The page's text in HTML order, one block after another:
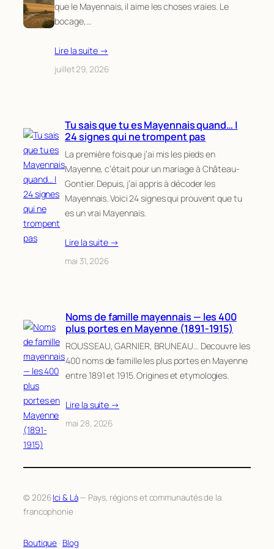
que le Mayennais, il aime les choses vraies. Le
bocage,…
Lire la suite →
juillet 29, 2026
Tu sais que tu es Mayennais quand… |
24 signes qui ne trompent pas
La première fois que j’ai mis les pieds en
Mayenne, c’était pour un mariage à Château-
Gontier. Depuis, j’ai appris à décoder les
Mayennais. Voici 24 signes qui prouvent que tu
es un vrai Mayennais.
Lire la suite →
mai 31, 2026
Noms de famille mayennais — les 400
plus portes en Mayenne (1891-1915)
ROUSSEAU, GARNIER, BRUNEAU… Decouvre les
400 noms de famille les plus portes en Mayenne
entre 1891 et 1915. Origines et etymologies.
Lire la suite →
mai 28, 2026
© 2026Ici & Là— Pays, régions et communautés de la
francophonie
Boutique · Blog